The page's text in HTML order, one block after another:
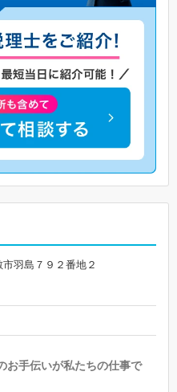
羽島７９２番地２
お手伝いが私たちの仕事で